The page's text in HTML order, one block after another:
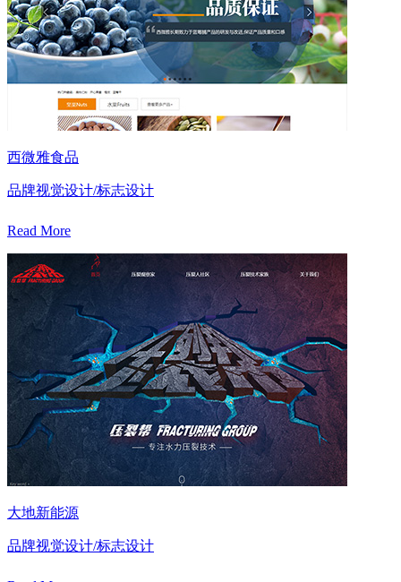
西微雅食品
品牌视觉设计/标志设计
Read More
大地新能源
品牌视觉设计/标志设计